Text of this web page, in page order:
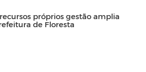
próprios gestão amplia
de Floresta